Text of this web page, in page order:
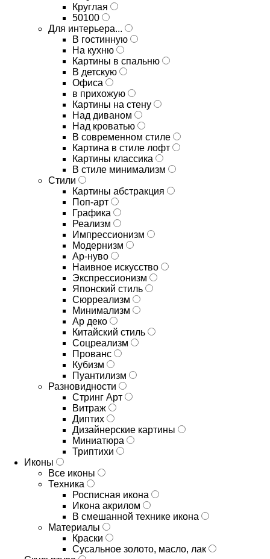
Круглая
50100
Для интерьера...
В гостинную
На кухню
Картины в спальню
В детскую
Офиса
в прихожую
Картины на стену
Над диваном
Над кроватью
В современном стиле
Картина в стиле лофт
Картины классика
В стиле минимализм
Стили
Картины абстракция
Поп-арт
Графика
Реализм
Импрессионизм
Модернизм
Ар-нуво
Наивное искусство
Экспрессионизм
Японский стиль
Сюрреализм
Минимализм
Ар деко
Китайский стиль
Соцреализм
Прованс
Кубизм
Пуантилизм
Разновидности
Стринг Арт
Витраж
Диптих
Дизайнерские картины
Миниатюра
Триптихи
Иконы
Все иконы
Техника
Росписная икона
Икона акрилом
В смешанной технике икона
Материалы
Краски
Сусальное золото, масло, лак